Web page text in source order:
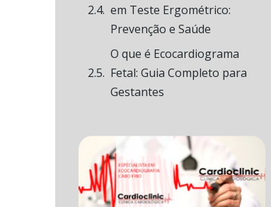
em Teste Ergométrico:
Prevenção e Saúde
O que é Ecocardiograma
Fetal: Guia Completo para
Gestantes